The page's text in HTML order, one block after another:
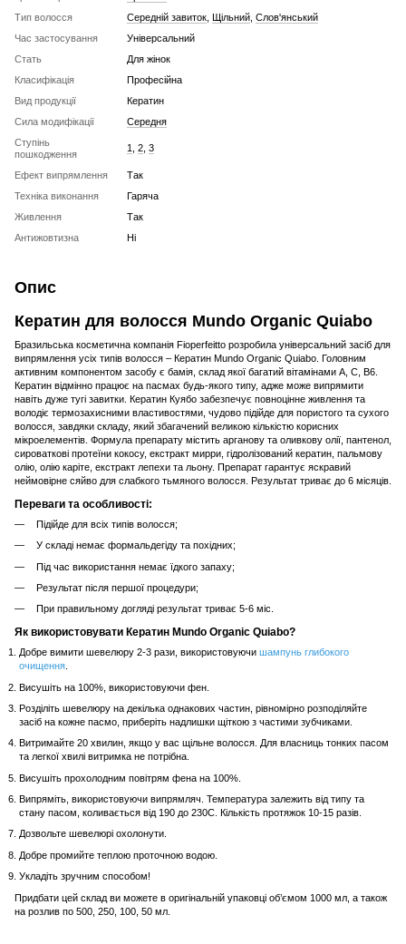
Тип волосся
Середній завиток Щільний Слов'янський
Час застосування
Універсальний
Стать
Для жінок
Класифікація
Професійна
Вид продукції
Кератин
Сила модифікації
Середня
Ступінь
пошкодження
1 2 3
Ефект випрямлення
Так
Техніка виконання
Гаряча
Живлення
Так
Антижовтизна
Ні
Опис
Кератин для волосся Mundo Organic Quiabo
Бразильська косметична компанія Fioperfeitto розробила універсальний засіб для
випрямлення усіх типів волосся – Кератин Mundo Organic Quiabo. Головним
активним компонентом засобу є бамія, склад якої багатий вітамінами А, С, В6.
Кератин відмінно працює на пасмах будь-якого типу, адже може випрямити
навіть дуже тугі завитки. Кератин Куябо забезпечує повноцінне живлення та
володіє термозахисними властивостями, чудово підійде для пористого та сухого
волосся, завдяки складу, який збагачений великою кількістю корисних
мікроелементів. Формула препарату містить арганову та оливкову олії, пантенол,
сироваткові протеїни кокосу, екстракт мирри, гідролізований кератин, пальмову
олію, олію каріте, екстракт лепехи та льону. Препарат гарантує яскравий
неймовірне сяйво для слабкого тьмяного волосся. Результат триває до 6 місяців.
Переваги та особливості:
Підійде для всіх типів волосся;
У складі немає формальдегіду та похідних;
Під час використання немає їдкого запаху;
Результат після першої процедури;
При правильному догляді результат триває 5-6 міс.
Як використовувати Кератин Mundo Organic Quiabo?
Добре вимити шевелюру 2-3 рази, використовуючи шампунь глибокого
очищення
Висушіть на 100%, використовуючи фен.
Розділіть шевелюру на декілька однакових частин, рівномірно розподіляйте
засіб на кожне пасмо, приберіть надлишки щіткою з частими зубчиками.
Витримайте 20 хвилин, якщо у вас щільне волосся. Для власниць тонких пасом
та легкої хвилі витримка не потрібна.
Висушіть прохолодним повітрям фена на 100%.
Випряміть, використовуючи випрямляч. Температура залежить від типу та
стану пасом, коливається від 190 до 230С. Кількість протяжок 10-15 разів.
Дозвольте шевелюрі охолонути.
Добре промийте теплою проточною водою.
Укладіть зручним способом!
Придбати цей склад ви можете в оригінальній упаковці об’ємом 1000 мл, а також
на розлив по 500, 250, 100, 50 мл.